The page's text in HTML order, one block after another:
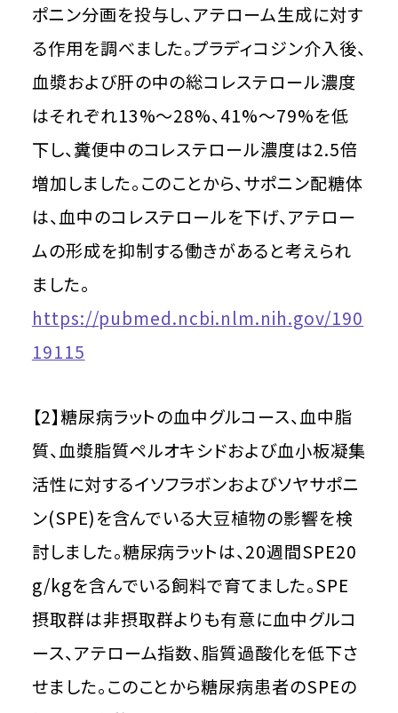
ポニン分画を投与し、アテローム生成に対す
る作用を調べました。プラディコジン介入後、
血漿および肝の中の総コレステロール濃度
はそれぞれ13%～28%、41%～79%を低
下し、糞便中のコレステロール濃度は2.5倍
増加しました。このことから、サポニン配糖体
は、血中のコレステロールを下げ、アテロー
ムの形成を抑制する働きがあると考えられ
ました。
https://pubmed.ncbi.nlm.nih.gov/190
19115
【2】糖尿病ラットの血中グルコース、血中脂
質、血漿脂質ペルオキシドおよび血小板凝集
活性に対するイソフラボンおよびソヤサポニ
ン(SPE)を含んでいる大豆植物の影響を検
討しました。糖尿病ラットは、20週間SPE20
g/kgを含んでいる飼料で育てました。SPE
摂取群は非摂取群よりも有意に血中グルコ
ース、アテローム指数、脂質過酸化を低下さ
せました。このことから糖尿病患者のSPEの